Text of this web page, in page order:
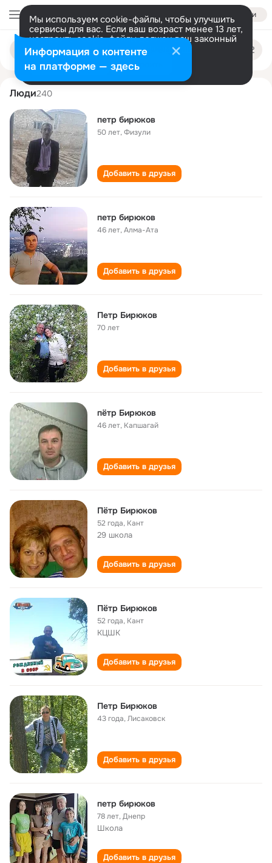
Войти
Мы используем cookie-файлы, чтобы улучшить
сервисы для вас. Если ваш возраст менее 13 лет,
настроить cookie-файлы должен ваш законный
представитель. Больше информации
Разрешить все Настроить
Поиск
людям
petr biryukov
Люди240
петр бирюков
50 лет,Физули
Добавить в друзья
петр бирюков
46 лет,Алма-Ата
Добавить в друзья
Петр Бирюков
70 лет
Добавить в друзья
пётр Бирюков
46 лет, Капшагай
Добавить в друзья
Пётр Бирюков
52 года, Кант
29 школа
Добавить в друзья
Пётр Бирюков
52 года, Кант
КЦШК
Добавить в друзья
Петр Бирюков
43 года,Лисаковск
Добавить в друзья
петр бирюков
78 лет,Днепр
Школа
Добавить в друзья
Информация о контенте
на платформе — здесь